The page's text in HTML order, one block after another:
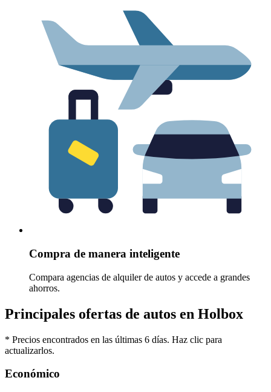
Compra de manera inteligente
Compara agencias de alquiler de autos y accede a grandes
ahorros.
Principales ofertas de autos en Holbox
* Precios encontrados en las últimas 6 días. Haz clic para
actualizarlos.
Económico